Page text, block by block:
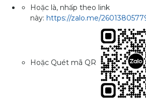
Hoặc là, nhấp theo link
này: https://zalo.me/
Hoặc Quét mã QR